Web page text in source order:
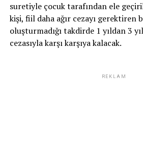
suretiyle çocuk tarafından ele
kişi, fiil daha ağır cezayı gerektiren
oluşturmadığı takdirde 1 yıldan 3
cezasıyla karşı karşıya kalacak.
REKLAM